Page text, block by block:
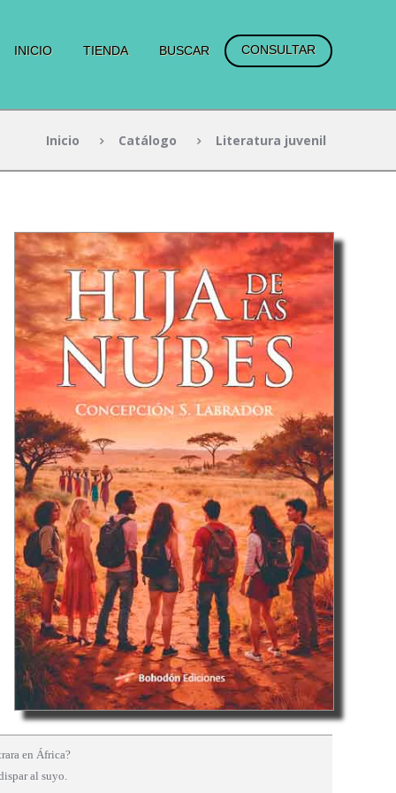
INICIO TIENDA BUSCAR CONSULTAR
Inicio Catálogo Literatura juvenil
en África?
al suyo.